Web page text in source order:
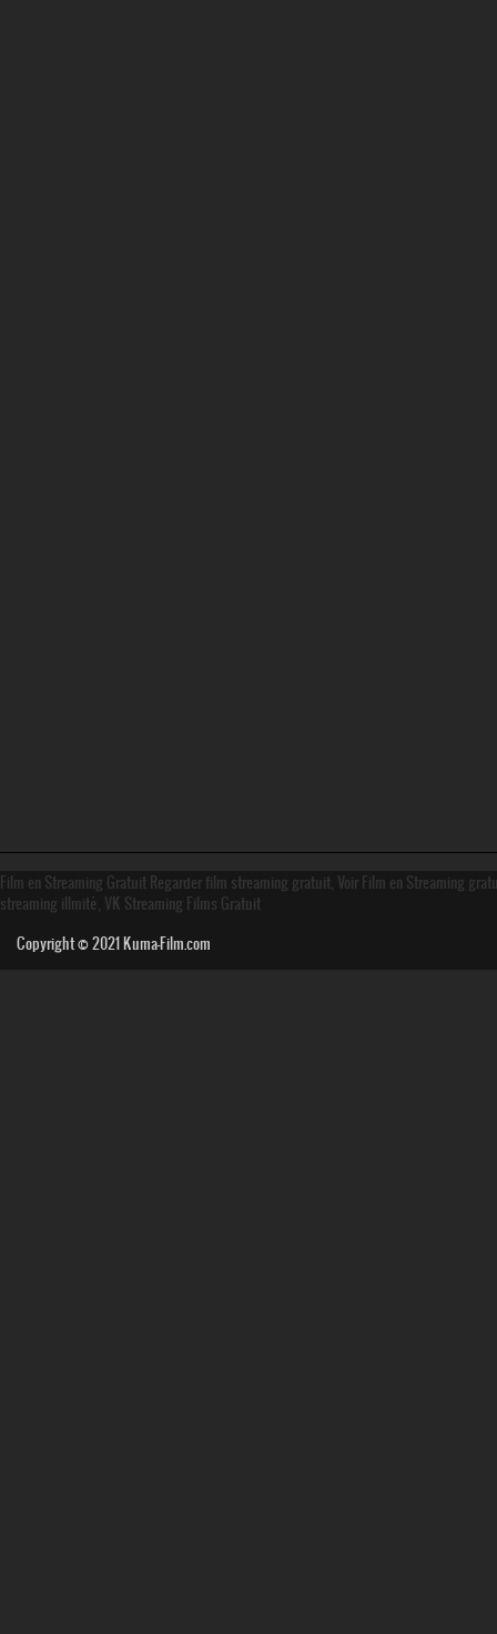
Film en Streaming Gratuit Regarder film streaming gratuit, Voir Film en Streaming
streaming illmité, VK Streaming Films Gratuit
Copyright © 2021Kuma-Film.com